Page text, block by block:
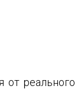
от реального